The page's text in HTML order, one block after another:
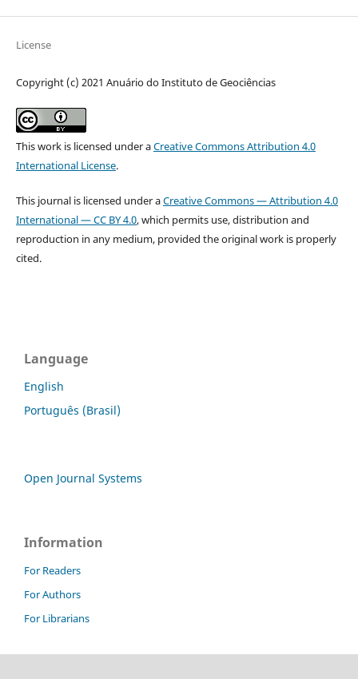
License
Copyright (c) 2021 Anuário do Instituto de Geociências
This work is licensed under aCreative Commons Attribution 4.0
International License.
This journal is licensed under aCreative Commons — Attribution 4.0
International — CC BY 4.0, which permits use, distribution and
reproduction in any medium, provided the original work is properly
cited.
Language
English
Português (Brasil)
Open Journal Systems
Information
For Readers
For Authors
For Librarians